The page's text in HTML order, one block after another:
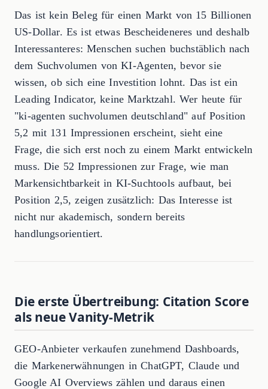
Das ist kein Beleg für einen Markt von 15 Billionen
US-Dollar. Es ist etwas Bescheideneres und deshalb
Interessanteres: Menschen suchen buchstäblich nach
dem Suchvolumen von KI-Agenten, bevor sie
wissen, ob sich eine Investition lohnt. Das ist ein
Leading Indicator, keine Marktzahl. Wer heute für
"ki-agenten suchvolumen deutschland" auf Position
5,2 mit 131 Impressionen erscheint, sieht eine
Frage, die sich erst noch zu einem Markt entwickeln
muss. Die 52 Impressionen zur Frage, wie man
Markensichtbarkeit in KI-Suchtools aufbaut, bei
Position 2,5, zeigen zusätzlich: Das Interesse ist
nicht nur akademisch, sondern bereits
handlungsorientiert.
Die erste Übertreibung: Citation Score
als neue Vanity-Metrik
GEO-Anbieter verkaufen zunehmend Dashboards,
die Markenerwähnungen in ChatGPT, Claude und
Google AI Overviews zählen und daraus einen